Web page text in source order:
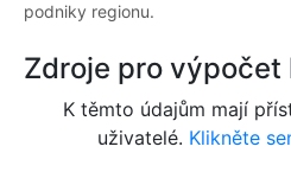
podniky regionu.
Zdroje pro výpočet
K těmto údajům mají
uživatelé. Klikněte